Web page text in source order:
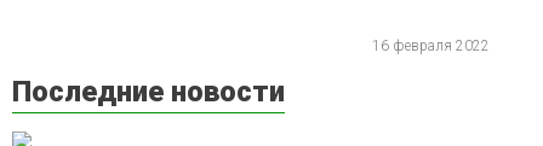
16 февраля 2022
Последние новости